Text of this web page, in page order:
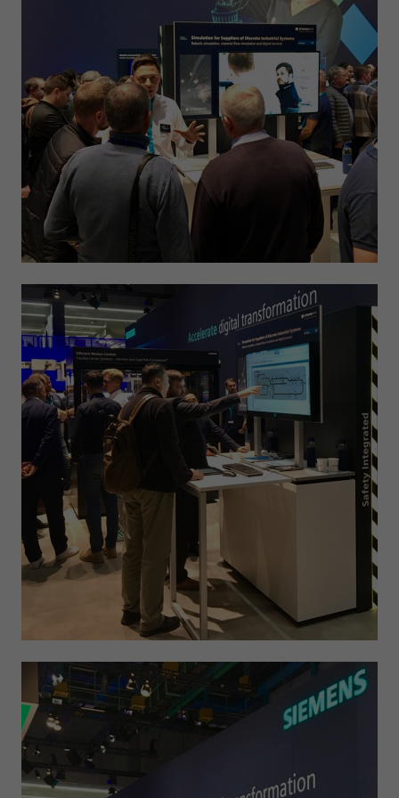
1 Tag
Zweck
Wird von Google Analytics verwendet, um die
Anforderungsrate einzuschränken
Name _gid
Anbieter Google LLC
Laufzeit
Zweck
Registriert eine eindeutige ID, die verwendet wird,
um statistische Daten dazu, wie der Besucher die
Website nutzt, zu generieren.